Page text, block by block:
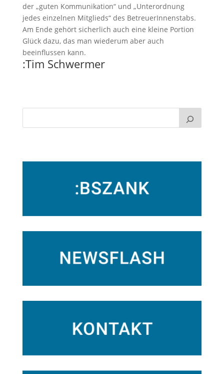
der „guten Kommunikation“ und „Unterordnung
jedes einzelnen Mitglieds“ des BetreuerInnenstabs.
Am Ende gehört sicherlich auch eine kleine Portion
Glück dazu, das man wiederum aber auch
beeinflussen kann.
:Tim Schwermer